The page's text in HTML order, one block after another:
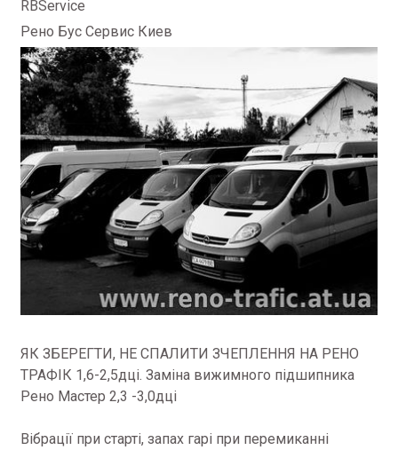
RBService
Рено Бус Сервис Киев
ЯК ЗБЕРЕГТИ, НЕ СПАЛИТИ ЗЧЕПЛЕННЯ НА РЕНО
ТРАФІК 1,6-2,5дці. Заміна вижимного підшипника
Рено Мастер 2,3 -3,0дці
Вібрації при старті, запах гарі при перемиканні